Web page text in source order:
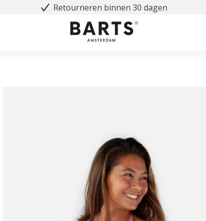
Retourneren binnen 30 dagen